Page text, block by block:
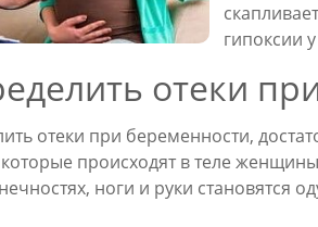
гипоксии
отеки
отеки при беременности,
происходят в теле
ноги и руки становятся